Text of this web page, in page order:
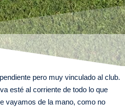
pero muy vinculado al club.
esté al corriente de todo lo que
vayamos de la mano, como no